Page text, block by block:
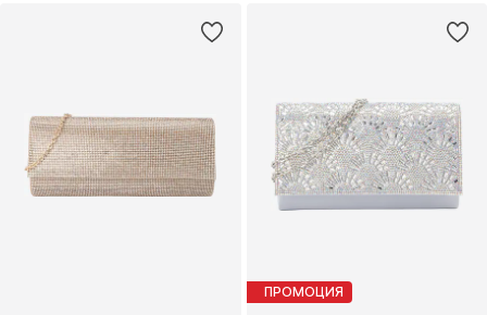
ПРОМОЦИЯ